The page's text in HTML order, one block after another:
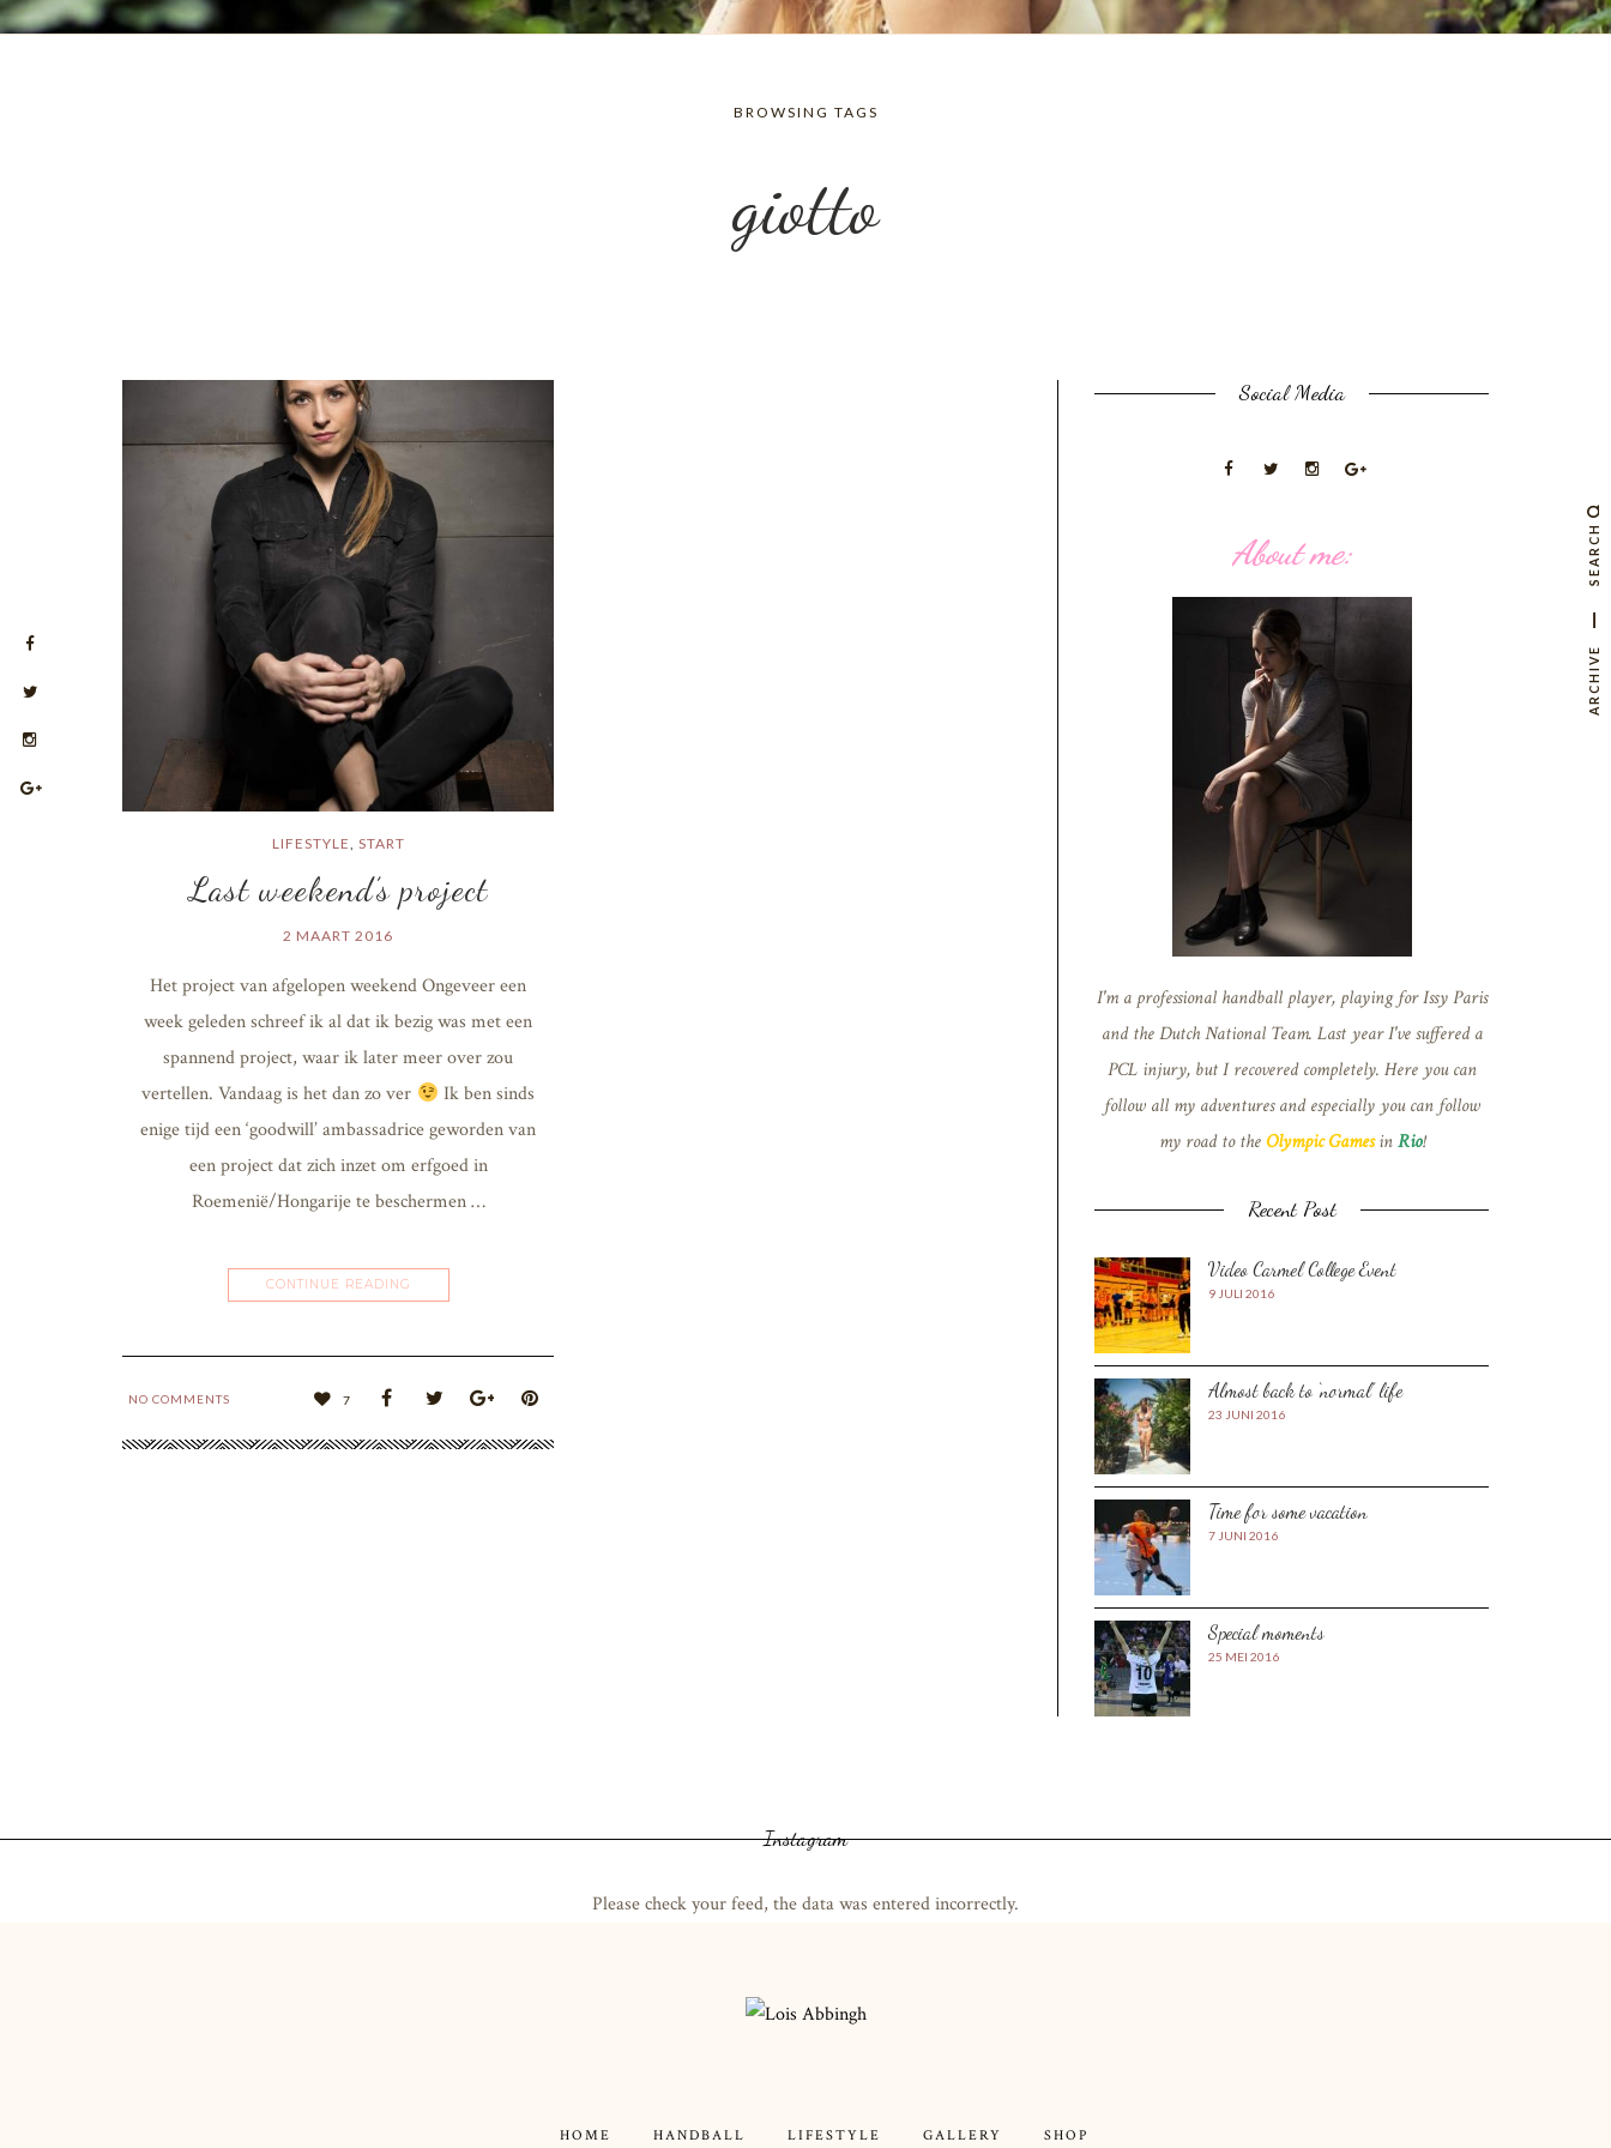
BROWSING TAGS
giotto
LIFESTYLE, START
Last weekend’s project
2 MAART 2016
Het project van afgelopen weekend Ongeveer een
week geleden schreef ik al dat ik bezig was met een
spannend project, waar ik later meer over zou
vertellen. Vandaag is het dan zo ver
Ik ben sinds
enige tijd een ‘goodwill’ ambassadrice geworden van
een project dat zich inzet om erfgoed in
Roemenië/Hongarije te beschermen …
CONTINUE READING
NO COMMENTS 7
Social Media
About me:
I'm a professional handball player, playing for Issy Paris
and the Dutch National Team. Last year I've suffered a
PCL injury, but I recovered completely. Here you can
follow all my adventures and especially you can follow
my road to theOlympic GamesinRio!
Recent Post
Video Carmel College Event
9 JULI 2016
Almost back to ‘normal’ life
23 JUNI 2016
Time for some vacation
7 JUNI 2016
Special moments
25 MEI 2016
SEARCH
ARCHIVE
Instagram
Please check your feed, the data was entered incorrectly.
HOME HANDBALL LIFESTYLE GALLERY SHOP